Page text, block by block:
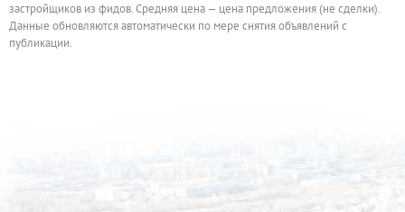
застройщиков из фидов. Средняя цена — цена предложения (не сделки).
Данные обновляются автоматически по мере снятия объявлений с
публикации.